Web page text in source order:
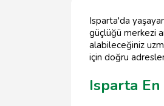
Isparta'da
güçlüğü merkezi
alabileceğiniz
için doğru
Isparta